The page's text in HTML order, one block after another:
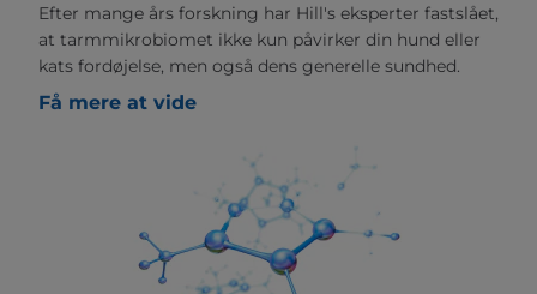
Efter mange års forskning har Hill's eksperter fastslået,
at tarmmikrobiomet ikke kun påvirker din hund eller
kats fordøjelse, men også dens generelle sundhed.
Få mere at vide